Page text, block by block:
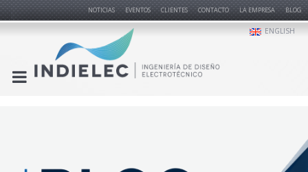
ENGLISH
NOTICIAS EVENTOS CLIENTES CONTACTO LA EMPRESA BLOG